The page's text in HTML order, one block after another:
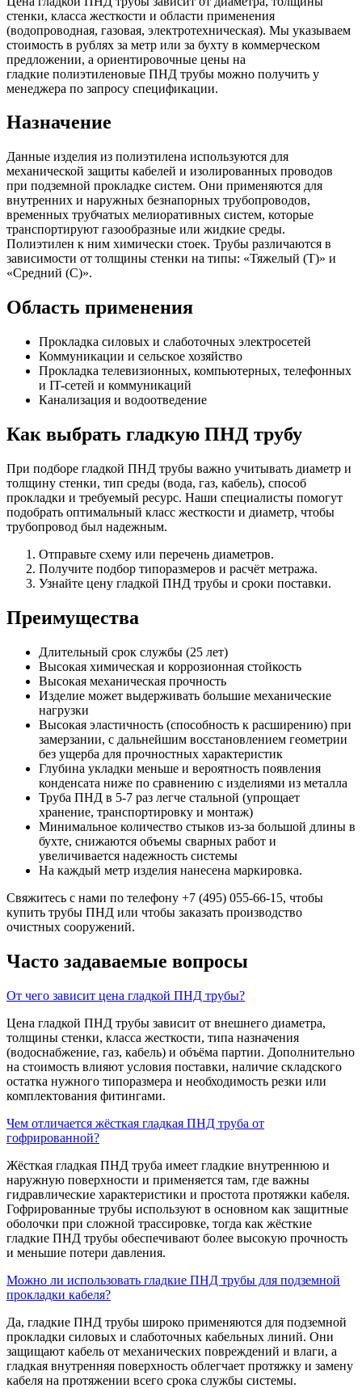
стенки, класса жесткости и области применения
(водопроводная, газовая, электротехническая). Мы указываем
стоимость в рублях за метр или за бухту в коммерческом
предложении, а ориентировочные цены на
гладкие полиэтиленовые ПНД трубы можно получить у
менеджера по запросу спецификации.
Назначение
Данные изделия из полиэтилена используются для
механической защиты кабелей и изолированных проводов
при подземной прокладке систем. Они применяются для
внутренних и наружных безнапорных трубопроводов,
временных трубчатых мелиоративных систем, которые
транспортируют газообразные или жидкие среды.
Полиэтилен к ним химически стоек. Трубы различаются в
зависимости от толщины стенки на типы: «Тяжелый (Т)» и
«Средний (С)».
Область применения
Прокладка силовых и слаботочных электросетей
Коммуникации и сельское хозяйство
Прокладка телевизионных, компьютерных, телефонных
и IT-сетей и коммуникаций
Канализация и водоотведение
Как выбрать гладкую ПНД трубу
При подборе гладкой ПНД трубы важно учитывать диаметр и
толщину стенки, тип среды (вода, газ, кабель), способ
прокладки и требуемый ресурс. Наши специалисты помогут
подобрать оптимальный класс жесткости и диаметр, чтобы
трубопровод был надежным.
Отправьте схему или перечень диаметров.
Получите подбор типоразмеров и расчёт метража.
Узнайте цену гладкой ПНД трубы и сроки поставки.
Преимущества
Длительный срок службы (25 лет)
Высокая химическая и коррозионная стойкость
Высокая механическая прочность
Изделие может выдерживать большие механические
нагрузки
Высокая эластичность (способность к расширению) при
замерзании, с дальнейшим восстановлением геометрии
без ущерба для прочностных характеристик
Глубина укладки меньше и вероятность появления
конденсата ниже по сравнению с изделиями из металла
Труба ПНД в 5-7 раз легче стальной (упрощает
хранение, транспортировку и монтаж)
Минимальное количество стыков из-за большой длины в
бухте, снижаются объемы сварных работ и
увеличивается надежность системы
На каждый метр изделия нанесена маркировка.
Свяжитесь с нами по телефону +7 (495) 055-66-15, чтобы
купить трубы ПНД или чтобы заказать производство
очистных сооружений.
Часто задаваемые вопросы
От чего зависит цена гладкой ПНД трубы?
Цена гладкой ПНД трубы зависит от внешнего диаметра,
толщины стенки, класса жесткости, типа назначения
(водоснабжение, газ, кабель) и объёма партии. Дополнительно
на стоимость влияют условия поставки, наличие складского
остатка нужного типоразмера и необходимость резки или
комплектования фитингами.
Чем отличается жёсткая гладкая ПНД труба от
гофрированной?
Жёсткая гладкая ПНД труба имеет гладкие внутреннюю и
наружную поверхности и применяется там, где важны
гидравлические характеристики и простота протяжки кабеля.
Гофрированные трубы используют в основном как защитные
оболочки при сложной трассировке, тогда как жёсткие
гладкие ПНД трубы обеспечивают более высокую прочность
и меньшие потери давления.
Можно ли использовать гладкие ПНД трубы для подземной
прокладки кабеля?
Да, гладкие ПНД трубы широко применяются для подземной
прокладки силовых и слаботочных кабельных линий. Они
защищают кабель от механических повреждений и влаги, а
гладкая внутренняя поверхность облегчает протяжку и замену
кабеля на протяжении всего срока службы системы.